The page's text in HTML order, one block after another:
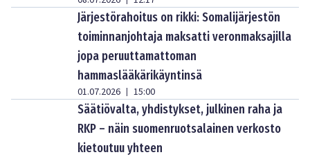
Järjestörahoitus on rikki: Somalijärjestön
toiminnanjohtaja maksatti veronmaksajilla
jopa peruuttamattoman
hammaslääkärikäyntinsä
01.07.2026 | 15:00
Säätiövalta, yhdistykset, julkinen raha ja
RKP – näin suomenruotsalainen verkosto
kietoutuu yhteen